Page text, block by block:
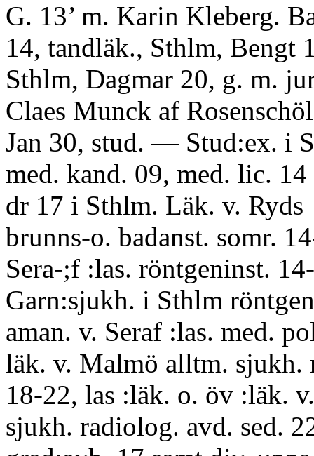
G. 13’ m. Karin Kleberg.
14, tandläk., Sthlm, Bengt
Sthlm, Dagmar 20, g. m.
Claes Munck af
Jan 30, stud. — Stud:ex. i
med. kand. 09, med. lic. 14
dr 17 i Sthlm. Läk. v. Ryds
brunns-o. badanst. somr.
Sera-;f :las. röntgeninst.
Garn:sjukh. i Sthlm
aman. v. Seraf :las. med.
läk. v. Malmö alltm. sjukh.
18-22, las :läk. o. öv :läk.
sjukh. radiolog. avd. sed.